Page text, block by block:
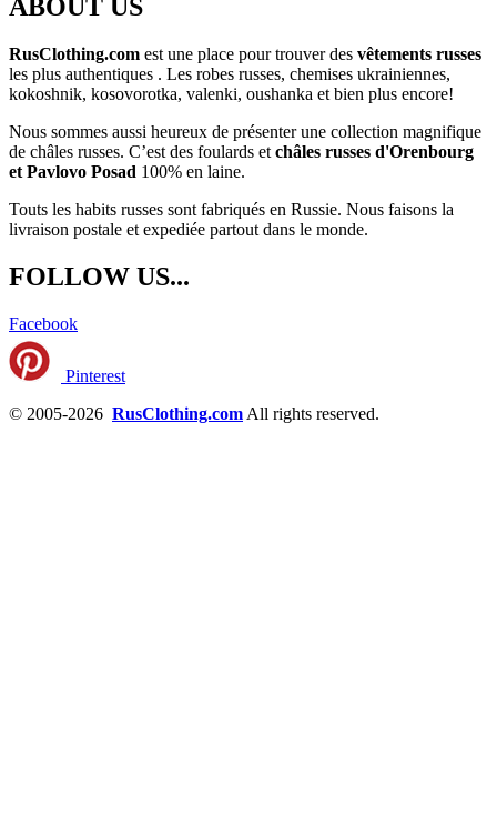
ABOUT US
RusClothing.com est une place pour trouver des vêtements russes
les plus authentiques . Les robes russes, chemises ukrainiennes,
kokoshnik, kosovorotka, valenki, oushanka et bien plus encore!
Nous sommes aussi heureux de présenter une collection magnifique
de châles russes. C’est des foulards et châles russes d'Orenbourg
et Pavlovo Posad 100% en laine.
Touts les habits russes sont fabriqués en Russie. Nous faisons la
livraison postale et expediée partout dans le monde.
FOLLOW US...
Facebook
Pinterest
© 2005-2026 RusClothing.com All rights reserved.